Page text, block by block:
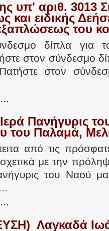
υπ' αριθ. 3013
και ειδικής
του
δίπλα για
στον σύνδεσμο
στον
Ιερά Πανήγυρις
του Παλαμά,
από τις
σχετικά με την
του Ναού
Λαγκαδά